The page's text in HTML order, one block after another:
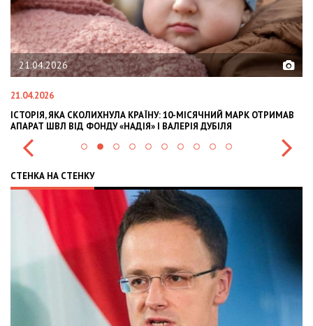
21.04.2026
21.04.2026
ІСТОРІЯ, ЯКА СКОЛИХНУЛА КРАЇНУ: 10-МІСЯЧНИЙ МАРК ОТРИМАВ
АПАРАТ ШВЛ ВІД ФОНДУ «НАДІЯ» І ВАЛЕРІЯ ДУБІЛЯ
СТЕНКА НА СТЕНКУ